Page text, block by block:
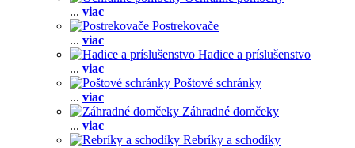
... viac
Postrekovače
... viac
Hadice a príslušenstvo
... viac
Poštové schránky
... viac
Záhradné domčeky
... viac
Rebríky a schodíky